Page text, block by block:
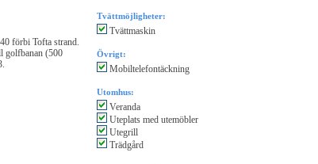
förbi Tofta strand.
golfbanan (500
Tvättmöjligheter:
Tvättmaskin
Övrigt:
Mobiltelefontäckning
Utomhus:
Veranda
Uteplats med utemöbler
Utegrill
Trädgård